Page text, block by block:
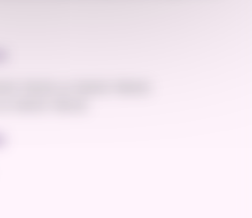
12h30 et 14h00-19h00
14h00-16h30